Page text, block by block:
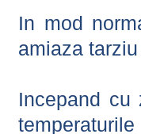
In mod
amiaza
Incepand cu